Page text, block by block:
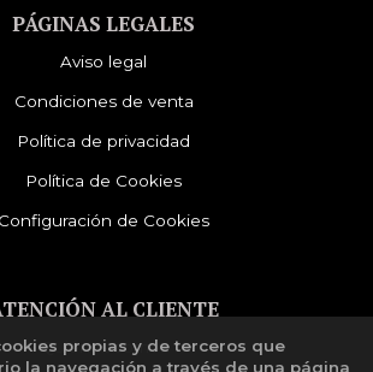
PÁGINAS LEGALES
Aviso legal
Condiciones de venta
Política de privacidad
Política de Cookies
Configuración de Cookies
AL CLIENTE
Quiénes somos
propias y de terceros que
la navegación a través de una página